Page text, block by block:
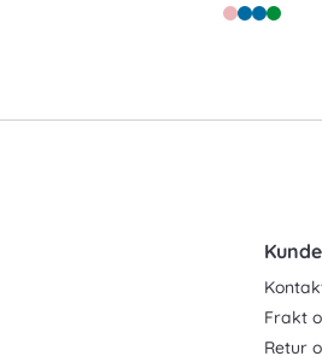
Frakt
Retur